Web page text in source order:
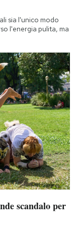
sia l'unico modo
l'energia pulita, ma
scandalo per